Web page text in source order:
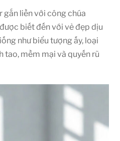
gắn liền với công chúa
biết đến với vẻ đẹp dịu
như biểu tượng ấy, loại
tao, mềm mại và quyến rũ